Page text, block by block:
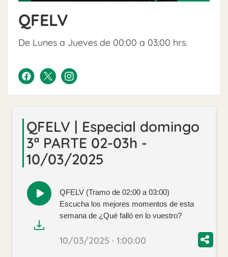
QFELV
De Lunes a Jueves de 00:00 a 03:00 hrs.
QFELV | Especial domingo
3ª PARTE 02-03h -
10/03/2025
Reproducir
audio
QFELV (Tramo de 02:00 a 03:00)
Escucha los mejores momentos de esta
semana de ¿Qué falló en lo vuestro?
10/03/2025 · 1:00:00